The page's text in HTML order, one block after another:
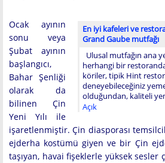
En iyi kafeleri ve
Grand Gaube mutfağı
Ulusal mutfağın ana
herhangi bir
köriler, tipik Hint
deneyebileceğiniz
olduğundan, kaliteli
Açık
Ocak ayının
sonu veya
Şubat ayının
başlangıcı,
Bahar Şenliği
olarak da
bilinen Çin
Yeni Yılı ile
işaretlenmiştir. Çin diasporası
ejderha kostümü giyen ve bir Çin
taşıyan, havai fişeklerle yüksek sesler